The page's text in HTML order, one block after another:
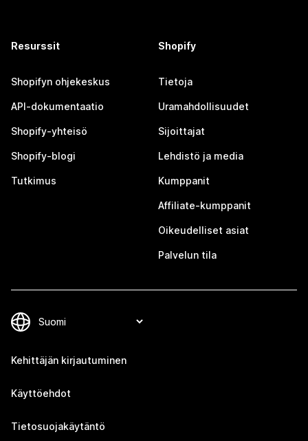
Resurssit
Shopifyn ohjekeskus
API-dokumentaatio
Shopify-yhteisö
Shopify-blogi
Tutkimus
Shopify
Tietoja
Uramahdollisuudet
Sijoittajat
Lehdistö ja media
Kumppanit
Affiliate-kumppanit
Oikeudelliset asiat
Palvelun tila
Kehittäjän kirjautuminen
Käyttöehdot
Tietosuojakäytäntö